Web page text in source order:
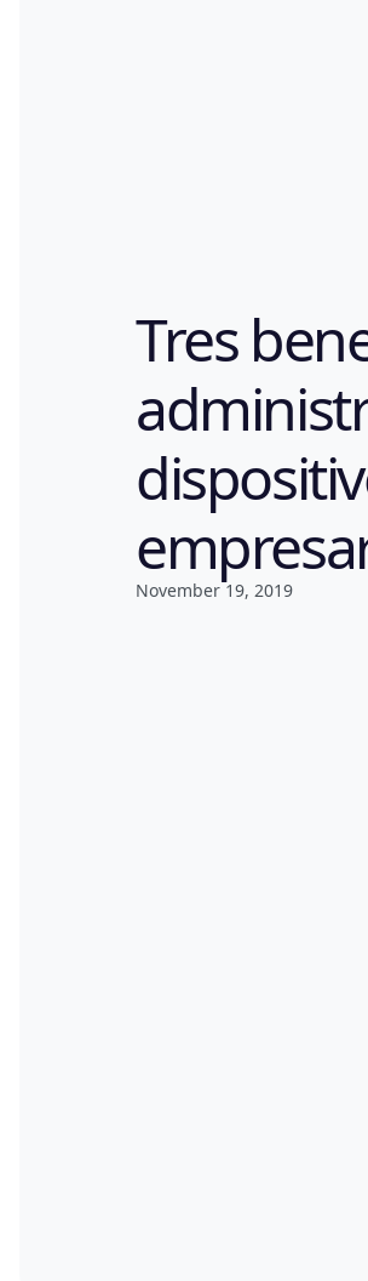
Tres
November 19, 2019